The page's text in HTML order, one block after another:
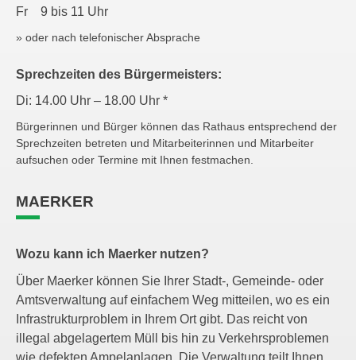
Fr 9 bis 11 Uhr
» oder nach telefonischer Absprache
Sprechzeiten des Bürgermeisters:
Di: 14.00 Uhr – 18.00 Uhr *
Bürgerinnen und Bürger können das Rathaus entsprechend der
Sprechzeiten betreten und Mitarbeiterinnen und Mitarbeiter
aufsuchen oder Termine mit Ihnen festmachen.
MAERKER
Wozu kann ich Maerker nutzen?
Über Maerker können Sie Ihrer Stadt-, Gemeinde- oder
Amtsverwaltung auf einfachem Weg mitteilen, wo es ein
Infrastrukturproblem in Ihrem Ort gibt. Das reicht von
illegal abgelagertem Müll bis hin zu Verkehrsproblemen
wie defekten Ampelanlagen. Die Verwaltung teilt Ihnen